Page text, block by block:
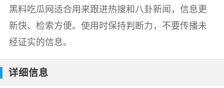
黑料吃瓜网适合用来跟进热搜和八卦新闻，信息更
新快、检索方便。使用时保持判断力，不要传播未
经证实的信息。
详细信息